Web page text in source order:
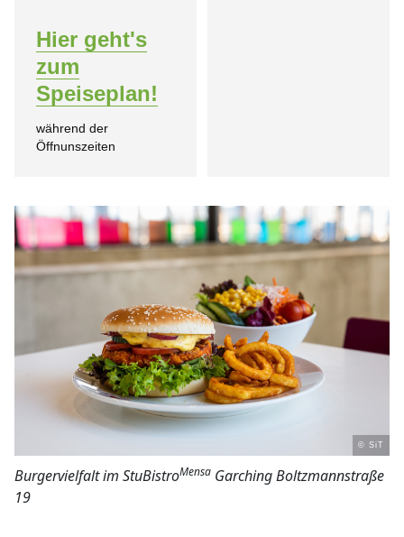
Hier geht's
zum
Speiseplan!
während der
Öffnunszeiten
© SiT
Burgervielfalt im StuBistroMensa Garching Boltzmannstraße
19